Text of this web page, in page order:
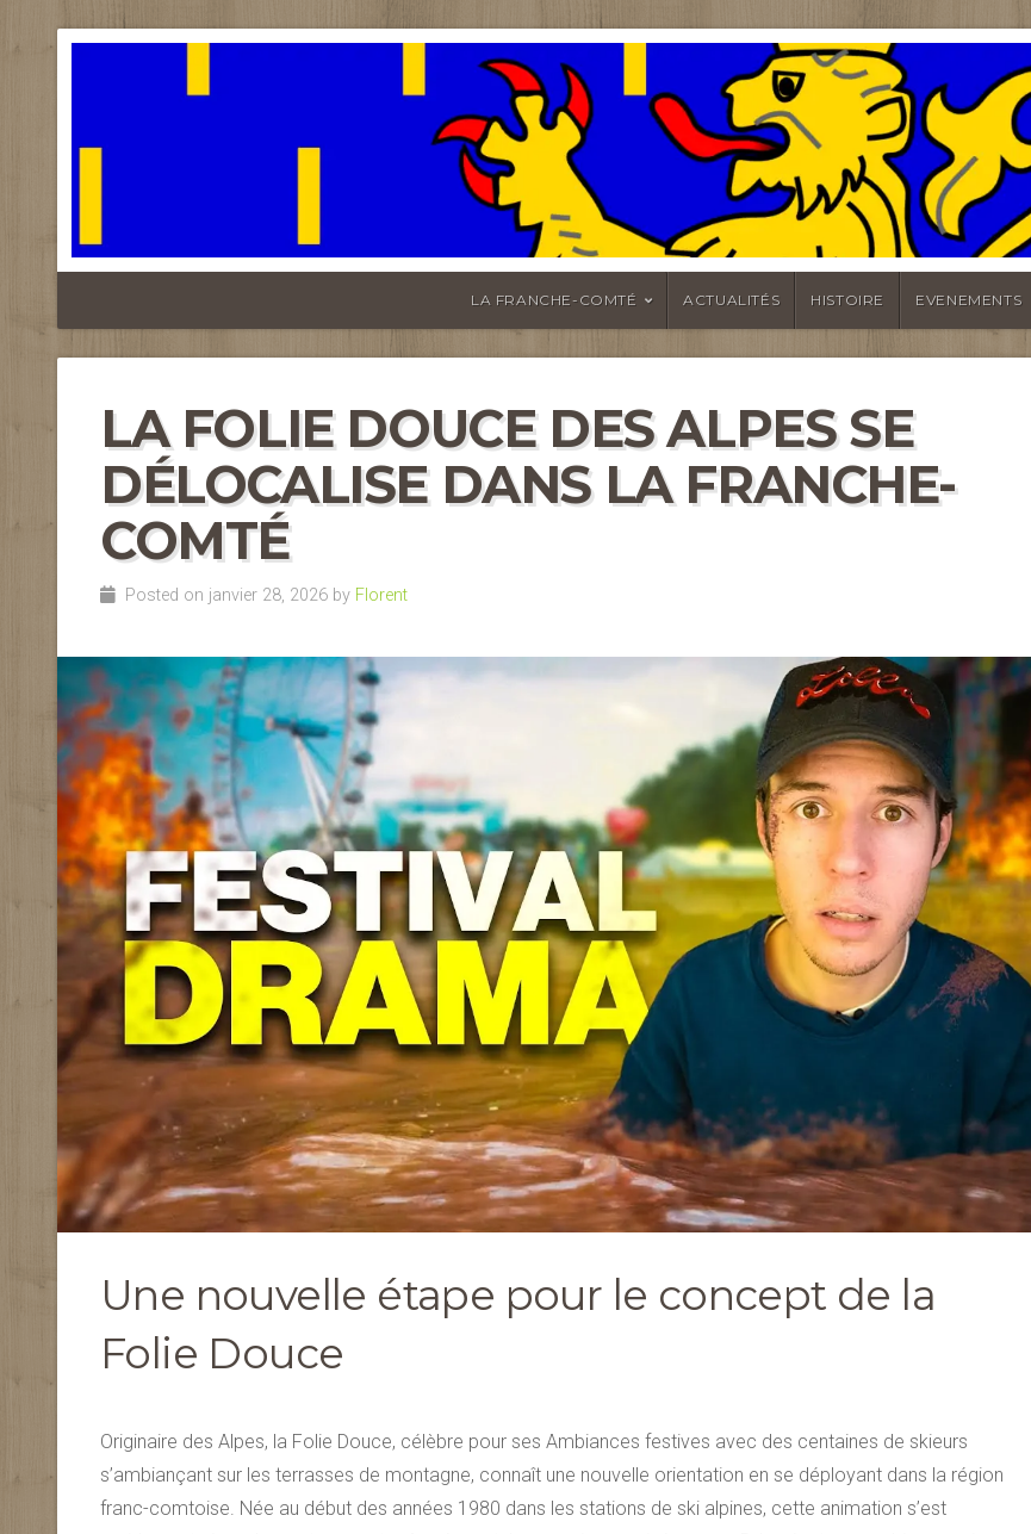
FRANCHE-COMTÉ
LA FRANCHE-COMTÉ ACTUALITÉS HISTOIRE EVENEMENTS
LA FOLIE DOUCE DES ALPES SE
DÉLOCALISE DANS LA FRANCHE-
COMTÉ
Posted on janvier 28, 2026 by Florent
Une nouvelle étape pour le concept de la
Folie Douce
Originaire des Alpes, la Folie Douce, célèbre pour ses Ambiances festives avec des centaines de skieurs
s’ambiançant sur les terrasses de montagne, connaît une nouvelle orientation en se déployant dans la région
franc-comtoise. Née au début des années 1980 dans les stations de ski alpines, cette animation s’est